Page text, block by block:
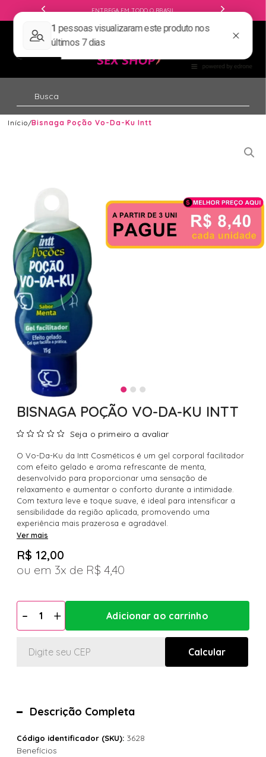
ENTREGA EM TODO O BRASIL
Início Bisnaga Poção Vo-Da-Ku Intt
BISNAGA POÇÃO VO-DA-KU INTT
Seja o primeiro a avaliar
O Vo-Da-Ku da Intt Cosméticos é um gel corporal facilitador
com efeito gelado e aroma refrescante de menta,
desenvolvido para proporcionar uma sensação de
relaxamento e aumentar o conforto durante a intimidade.
Com textura leve e toque suave, é ideal para intensificar a
sensibilidade da região aplicada, promovendo uma
experiência mais prazerosa e agradável.
Ver mais
R$ 12,00
3x
R$ 4,40
Descrição Completa
Código identificador (SKU): 3628
Benefícios